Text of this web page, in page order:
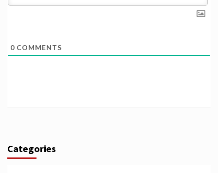
0 COMMENTS
Categories